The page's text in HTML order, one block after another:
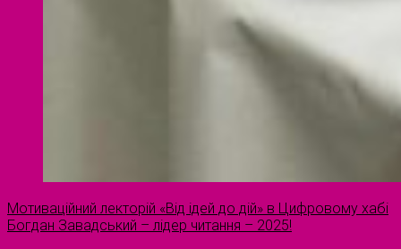
Мотиваційний лекторій «Від ідей до дій» в Цифровому хабі
Богдан Завадський – лідер читання – 2025!